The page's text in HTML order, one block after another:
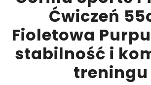
Ćwiczeń
Fioletowa
stabilność i
treningu